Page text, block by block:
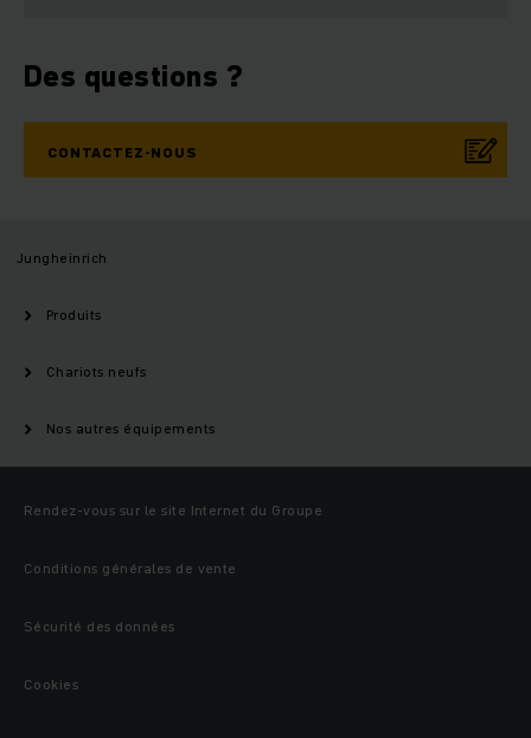
Des questions ?
CONTACTEZ-NOUS
Jungheinrich
Produits
Chariots neufs
Nos autres équipements
Rendez-vous sur le site Internet du Groupe
Conditions générales de vente
Sécurité des données
Cookies